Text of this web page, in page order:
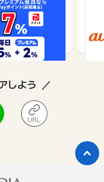
ョッピング
しよう